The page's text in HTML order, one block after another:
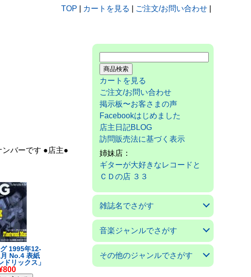
TOP カートを見る ご注文/お問い合わせ
バーです ●店主●
1995年12-
No.4 表紙
ドリックス」
カートを見る
ご注文/お問い合わせ
掲示板〜お客さまの声
Facebookはじめました
店主日記BLOG
訪問販売法に基づく表示
姉妹店：
ギターが大好きなレコードと
ＣＤの店 ３３
雑誌名でさがす
アコースティックギターマガ
ギターマガジン
ギターミュージック(新掘)
現代ギター
ゴールドワックス
サウンド＆レコーディングマ
サウンドデザイナー
サックス＆ブラス・マガジン
ザ・ディグ
ジャズライフ
スイングジャーナル
ストレンジ・デイズ
ダウンビート
バーン
パセオフラメンコ
PCミュージック
プレイヤー
ベースマガジン
ミュージックマガジン
ヤングギター
リズム＆ドラムマガジン
レコード・コレクターズ
ロッキング・オン
ロッキング・オン・ジャパン
音楽ジャンルでさがす
クラシックギターの本
フラメンコとスペインの本
アコギの本
ジャズの本
音楽の本
その他のジャンルでさがす